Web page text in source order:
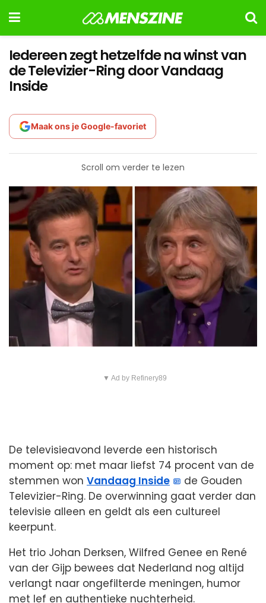
Iedereen zegt hetzelfde na winst van
de Televizier-Ring door Vandaag
Inside
Maak ons je Google-favoriet
Scroll om verder te lezen
▼ Ad by Refinery89
De televisieavond leverde een historisch
moment op: met maar liefst 74 procent van de
stemmen won Vandaag Inside
de Gouden
Televizier-Ring. De overwinning gaat verder dan
televisie alleen en geldt als een cultureel
keerpunt.
Het trio Johan Derksen, Wilfred Genee en René
van der Gijp bewees dat Nederland nog altijd
verlangt naar ongefilterde meningen, humor
met lef en authentieke nuchterheid.